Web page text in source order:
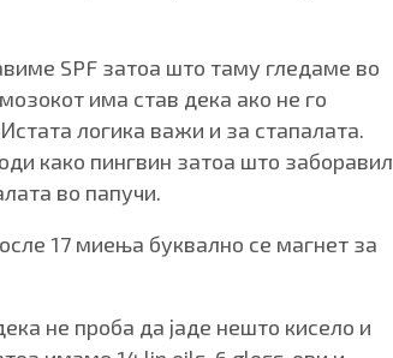
SPF затоа што таму гледаме во
има став дека ако не го
логика важи и за стапалата.
како пингвин затоа што заборавил
во папучи.
17 миења буквално се магнет за
не проба да јаде нешто кисело и